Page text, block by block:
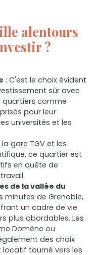
alentours
?
: C'est le choix évident
sûr avec
quartiers comme
pour leur
universités et les
la gare TGV et les
ce quartier est
en quête de
de la vallée du
minutes de Grenoble,
un cadre de vie
plus abordables. Les
Domène ou
des choix
locatif tourné vers les